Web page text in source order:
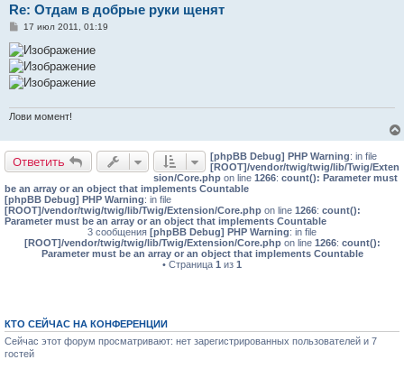
Re: Отдам в добрые руки щенят
С
о
б
щ
е
н
е
17 июл 2011, 01:19
Лови момент!
Ответить [phpBB Debug] PHP Warning: in file
[ROOT]/vendor/twig/twig/lib/Twig/Exten
sion/Core.php on line 1266: count(): Parameter must
be an array or an object that implements Countable
[phpBB Debug] PHP Warning: in file
[ROOT]/vendor/twig/twig/lib/Twig/Extension/Core.php on line 1266: count():
Parameter must be an array or an object that implements Countable
3 сообщения [phpBB Debug] PHP Warning: in file
[ROOT]/vendor/twig/twig/lib/Twig/Extension/Core.phpon line 1266: count():
Parameter must be an array or an object that implements Countable
• Страница 1 из 1
КТО СЕЙЧАС НА КОНФЕРЕНЦИИ
Сейчас этот форум просматривают: нет зарегистрированных пользователей и 7
гостей